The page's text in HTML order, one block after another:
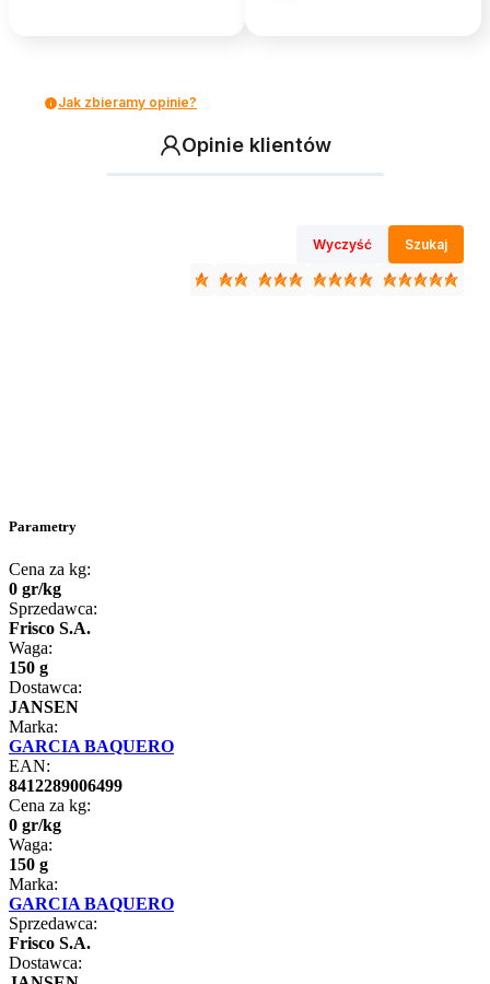
Jak zbieramy opinie?
Opinie klientów
Wyczyść Szukaj
Parametry
Cena za kg:
0 gr/kg
Sprzedawca:
Frisco S.A.
Waga:
150 g
Dostawca:
JANSEN
Marka:
GARCIA BAQUERO
EAN:
8412289006499
Cena za kg:
0 gr/kg
Waga:
150 g
Marka:
GARCIA BAQUERO
Sprzedawca:
Frisco S.A.
Dostawca: